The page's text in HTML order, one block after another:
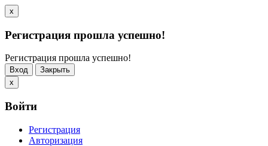
x
Регистрация прошла успешно!
Регистрация прошла успешно!
Вход
Закрыть
x
Войти
Регистрация
Авторизация